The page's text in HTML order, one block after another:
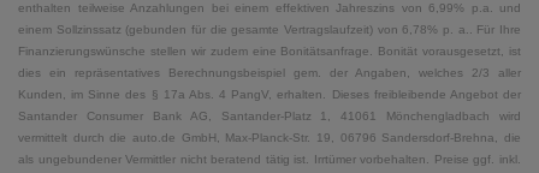
enthalten teilweise Anzahlungen bei einem effektiven Jahreszins von 6,99% p.a. und
einem Sollzinssatz (gebunden für die gesamte Vertragslaufzeit) von 6,78% p. a.. Für Ihre
Finanzierungswünsche stellen wir zudem eine Bonitätsanfrage. Bonität vorausgesetzt, ist
dies ein repräsentatives Berechnungsbeispiel gem. der Angaben, welches 2/3 aller
Kunden, im Sinne des § 17a Abs. 4 PangV, erhalten. Dieses freibleibende Angebot der
Santander Consumer Bank AG, Santander-Platz 1, 41061 Mönchengladbach wird
vermittelt durch die auto.de GmbH, Max-Planck-Str. 19, 06796 Sandersdorf-Brehna, die
als ungebundener Vermittler nicht beratend tätig ist. Irrtümer vorbehalten. Preise ggf. inkl.